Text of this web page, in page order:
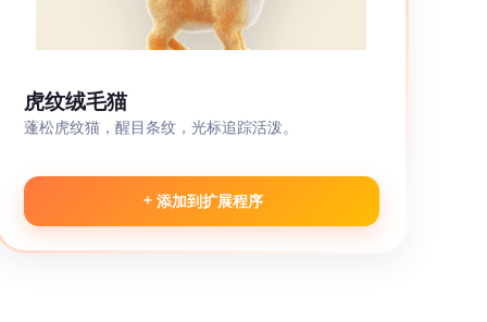
虎纹绒毛猫
蓬松虎纹猫，醒目条纹，光标追踪活泼。
添加到扩展程序